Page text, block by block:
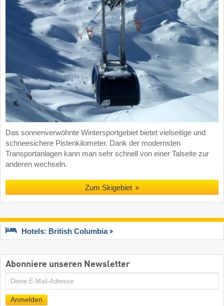
Das sonnenverwöhnte Wintersportgebiet bietet vielseitige und
schneesichere Pistenkilometer. Dank der modernsten
Transportanlagen kann man sehr schnell von einer Talseite zur
anderen wechseln.
Zum Skigebiet
Hotels: British Columbia
Abonniere unseren Newsletter
E-
Anmelden